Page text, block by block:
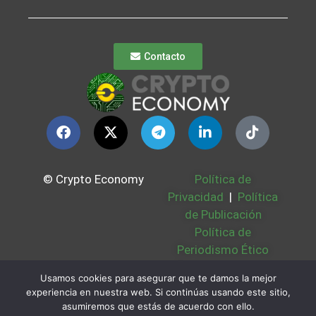
Contacto
© Crypto Economy
Política de
Privacidad | Política
de Publicación
Política de
Periodismo Ético
Bases Legales |
Partners | Sobre
Usamos cookies para asegurar que te damos la mejor
experiencia en nuestra web. Si continúas usando este sitio,
asumiremos que estás de acuerdo con ello.